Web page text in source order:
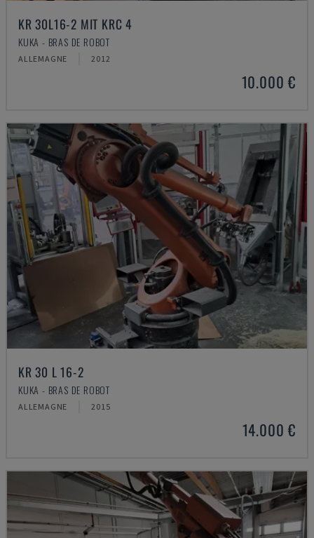
KR 30L16-2 MIT KRC 4
KUKA - BRAS DE ROBOT
ALLEMAGNE 2012
10.000 €
KR 30 L 16-2
KUKA - BRAS DE ROBOT
ALLEMAGNE 2015
14.000 €